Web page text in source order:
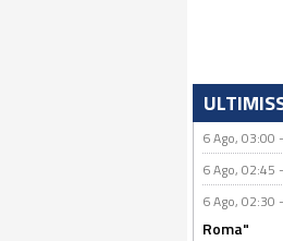
6 Ago, 03:00 -
6 Ago, 02:45 -
6 Ago, 02:30 -
Roma"